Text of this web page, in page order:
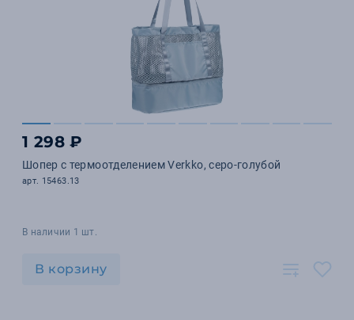
1 298 ₽
Шопер с термоотделением Verkko, серо-голубой
арт. 15463.13
В наличии 1 шт.
В корзину